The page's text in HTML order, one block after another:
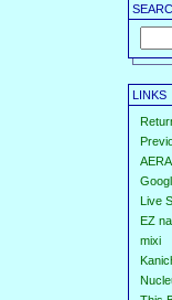
LINKS
AERA
Live
EZ
mixi